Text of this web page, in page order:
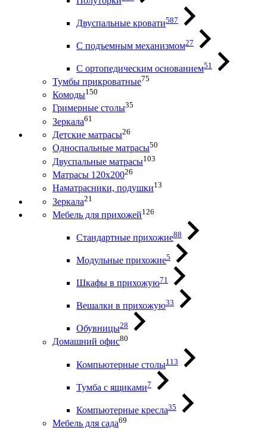
Двуспальные кровати587
С подъемным механизмом27
С ортопедическим основанием51
Тумбы прикроватные75
Комоды150
Гримерные столы35
Зеркала61
Детские матрасы26
Односпальные матрасы50
Двуспальные матрасы103
Матрасы 120х20026
Наматрасники, подушки13
Зеркала21
Мебель для прихожей126
Стандартные прихожие88
Модульные прихожие5
Шкафы в прихожую71
Вешалки в прихожую33
Обувницы28
Домашний офис80
Компьютерные столы113
Тумба с ящиками7
Компьютерные кресла35
Мебель для сада69